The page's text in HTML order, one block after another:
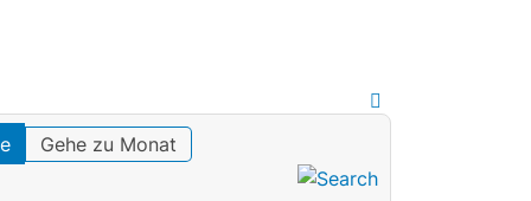
Gehe zu Monat